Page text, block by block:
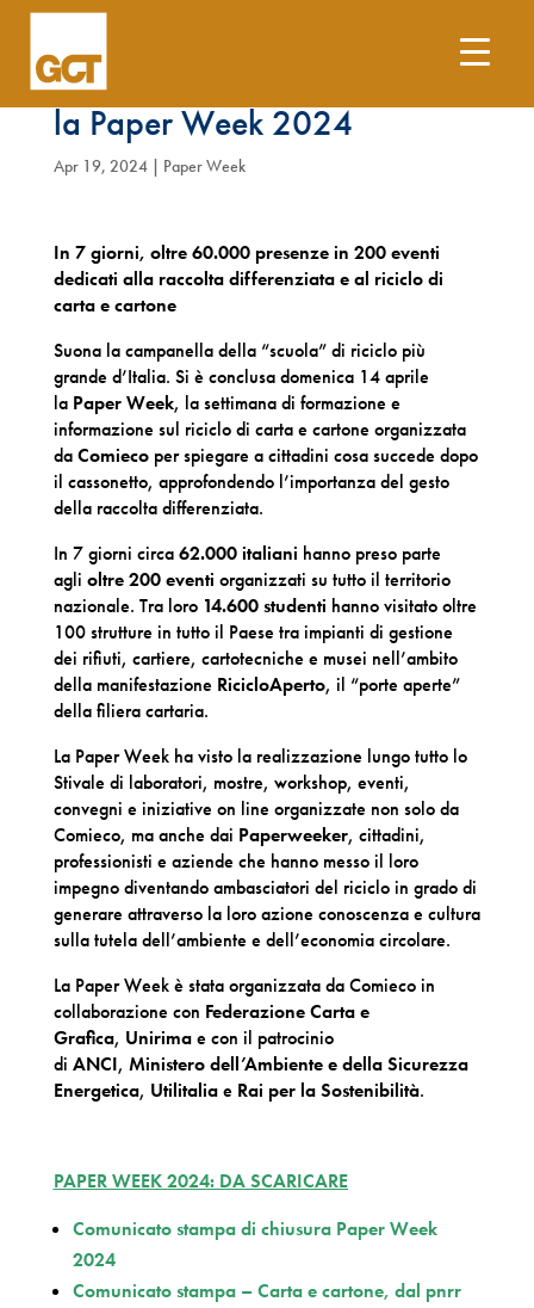
Record di partecipazione per
la Paper Week 2024
Apr 19, 2024| Paper Week
In 7 giorni, oltre 60.000 presenze in 200 eventi
dedicati alla raccolta differenziata e al riciclo di
carta e cartone
Suona la campanella della “scuola” di riciclo più
grande d’Italia. Si è conclusa domenica 14 aprile
la Paper Week, la settimana di formazione e
informazione sul riciclo di carta e cartone organizzata
daComiecoper spiegare a cittadini cosa succede dopo
il cassonetto, approfondendo l’importanza del gesto
della raccolta differenziata.
In 7 giorni circa62.000 italiani hanno preso parte
agli oltre 200 eventi organizzati su tutto il territorio
nazionale. Tra loro 14.600 studenti hanno visitato oltre
100 strutture in tutto il Paese tra impianti di gestione
dei rifiuti, cartiere, cartotecniche e musei nell’ambito
della manifestazione RicicloAperto, il “porte aperte”
della filiera cartaria.
La Paper Week ha visto la realizzazione lungo tutto lo
Stivale di laboratori, mostre, workshop, eventi,
convegni e iniziative on line organizzate non solo da
Comieco, ma anche dai Paperweeker, cittadini,
professionisti e aziende che hanno messo il loro
impegno diventando ambasciatori del riciclo in grado di
generare attraverso la loro azione conoscenza e cultura
sulla tutela dell’ambiente e dell’economia circolare.
La Paper Week è stata organizzata da Comieco in
collaborazione con Federazione Carta e
Grafica, Unirimae con il patrocinio
di ANCI, Ministero dell’Ambiente e della Sicurezza
Energetica, Utilitaliae Rai per la Sostenibilità.
PAPER WEEK 2024: DA SCARICARE
Comunicato stampa di chiusura Paper Week
2024
Comunicato stampa – Carta e cartone, dal pnrr